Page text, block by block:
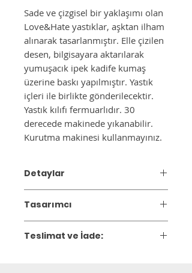
Sade ve çizgisel bir yaklaşımı olan
Love&Hate yastıklar, aşktan ilham
alınarak tasarlanmıştır. Elle çizilen
desen, bilgisayara aktarılarak
yumuşacık ipek kadife kumaş
üzerine baskı yapılmıştır. Yastık
içleri ile birlikte gönderilecektir.
Yastık kılıfı fermuarlıdır. 30
derecede makinede yıkanabilir.
Kurutma makinesi kullanmayınız.
Detaylar
Ebat: 43x43 cm
Tasarımcı
Teslimat ve İade: